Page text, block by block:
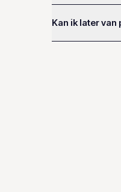
Kan ik later